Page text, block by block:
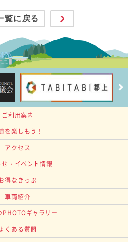
覧に戻る
ご利用案内
を楽しもう！
アクセス
せ・イベント情報
得なきっぷ
車両紹介
PHOTOギャラリー
くある質問